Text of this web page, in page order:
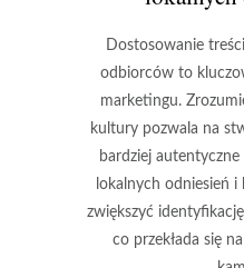
Dostosowanie
odbiorców to
marketingu.
kultury pozwala na
bardziej
lokalnych odniesień
zwiększyć
co przekłada się